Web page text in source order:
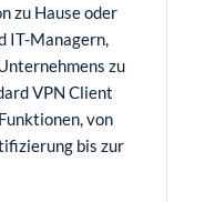
zu Hause oder
IT-Managern,
zu
VPN Client
von
bis zur